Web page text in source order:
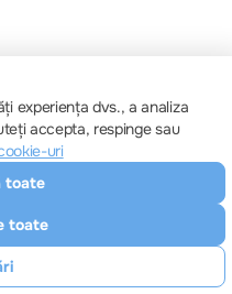
© 2013 – 2026
noastră
uri
uri
experiența dvs., a analiza
accepta, respinge sau
uri
toate
toate